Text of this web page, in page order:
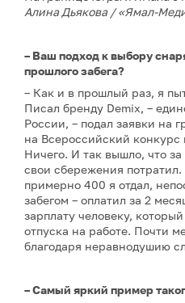
Алина Дьякова / «Ямал-
– Ваш подход к выбору
прошлого забега?
– Как и в прошлый раз, я
Писал бренду Demix, –
России, – подал заявки на
на Всероссийский
Ничего. И так вышло, что
свои сбережения
примерно 400 я отдал,
забегом – оплатил за 2
зарплату человеку,
отпуска на работе. Почти
благодаря неравнодушию
– Самый яркий пример